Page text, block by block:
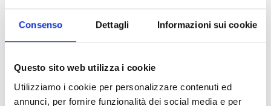
Consenso Dettagli Informazioni sui cookie
Questo sito web utilizza i cookie
Utilizziamo i cookie per personalizzare contenuti ed
annunci, per fornire funzionalità dei social media e per
Posizione
Impressioni